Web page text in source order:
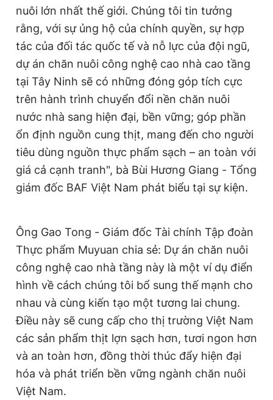
nuôi lớn nhất thế giới. Chúng tôi tin tưởng
rằng, với sự ủng hộ của chính quyền, sự hợp
tác của đối tác quốc tế và nỗ lực của đội ngũ,
dự án chăn nuôi công nghệ cao nhà cao tầng
tại Tây Ninh sẽ có những đóng góp tích cực
trên hành trình chuyển đổi nền chăn nuôi
nước nhà sang hiện đại, bền vững; góp phần
ổn định nguồn cung thịt, mang đến cho người
tiêu dùng nguồn thực phẩm sạch – an toàn với
giá cả cạnh tranh", bà Bùi Hương Giang - Tổng
giám đốc BAF Việt Nam phát biểu tại sự kiện.
Ông Gao Tong - Giám đốc Tài chính Tập đoàn
Thực phẩm Muyuan chia sẻ: Dự án chăn nuôi
công nghệ cao nhà tầng này là một ví dụ điển
hình về cách chúng tôi bổ sung thế mạnh cho
nhau và cùng kiến tạo một tương lai chung.
Điều này sẽ cung cấp cho thị trường Việt Nam
các sản phẩm thịt lợn sạch hơn, tươi ngon hơn
và an toàn hơn, đồng thời thúc đẩy hiện đại
hóa và phát triển bền vững ngành chăn nuôi
Việt Nam.